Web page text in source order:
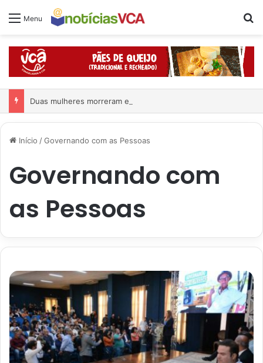
Menu
Duas mulheres morreram em grave acidente
Início /Governando com as Pessoas
Governando com
as Pessoas